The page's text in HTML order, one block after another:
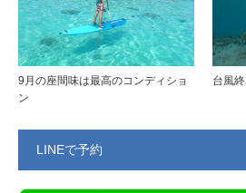
9月の座間味は最高のコンディショ
ン
台風
LINEで予約